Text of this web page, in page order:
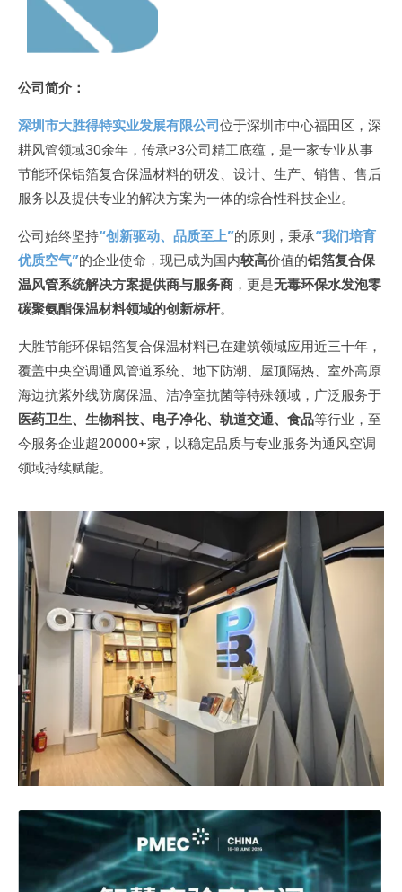
公司简介：
深圳市大胜得特实业发展有限公司位于深圳市中心福田区，深
耕风管领域30余年，传承P3公司精工底蕴，是一家专业从事
节能环保铝箔复合保温材料的研发、设计、生产、销售、售后
服务以及提供专业的解决方案为一体的综合性科技企业。
公司始终坚持“创新驱动、品质至上”的原则，秉承“我们培育
优质空气”的企业使命，现已成为国内较高价值的铝箔复合保
温风管系统解决方案提供商与服务商 ，更是无毒环保水发泡零
碳聚氨酯保温材料领域的创新标杆。
大胜节能环保铝箔复合保温材料已在建筑领域应用近三十年，
覆盖中央空调通风管道系统、地下防潮、屋顶隔热、室外高原
海边抗紫外线防腐保温、洁净室抗菌等特殊领域，广泛服务于
医药卫生、生物科技、电子净化、轨道交通、食品等行业，至
今服务企业超20000+家，以稳定品质与专业服务为通风空调
领域持续赋能。